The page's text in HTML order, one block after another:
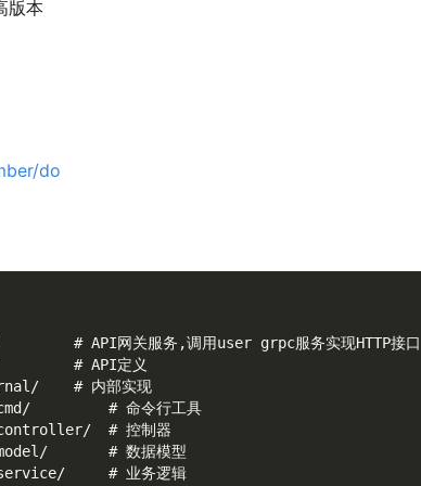
版本
do
# API网关服务,调用user grpc服务实现HTTP接口
# API定义
# 内部实现
# 命令行工具
# 控制器
# 数据模型
# 业务逻辑